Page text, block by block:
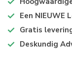
Een NIEUWE
Gratis
Deskundig